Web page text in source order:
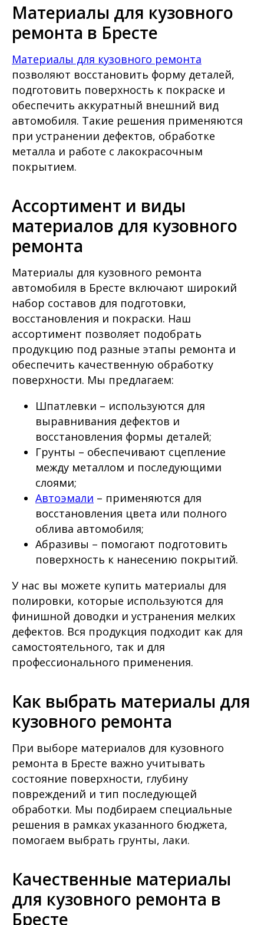
Материалы для кузовного
ремонта в Бресте
Материалы для кузовного ремонта
позволяют восстановить форму деталей,
подготовить поверхность к покраске и
обеспечить аккуратный внешний вид
автомобиля. Такие решения применяются
при устранении дефектов, обработке
металла и работе с лакокрасочным
покрытием.
Ассортимент и виды
материалов для кузовного
ремонта
Материалы для кузовного ремонта
автомобиля в Бресте включают широкий
набор составов для подготовки,
восстановления и покраски. Наш
ассортимент позволяет подобрать
продукцию под разные этапы ремонта и
обеспечить качественную обработку
поверхности. Мы предлагаем:
Шпатлевки – используются для
выравнивания дефектов и
восстановления формы деталей;
Грунты – обеспечивают сцепление
между металлом и последующими
слоями;
Автоэмали – применяются для
восстановления цвета или полного
облива автомобиля;
Абразивы – помогают подготовить
поверхность к нанесению покрытий.
У нас вы можете купить материалы для
полировки, которые используются для
финишной доводки и устранения мелких
дефектов. Вся продукция подходит как для
самостоятельного, так и для
профессионального применения.
Как выбрать материалы для
кузовного ремонта
При выборе материалов для кузовного
ремонта в Бресте важно учитывать
состояние поверхности, глубину
повреждений и тип последующей
обработки. Мы подбираем специальные
решения в рамках указанного бюджета,
помогаем выбрать грунты, лаки.
Качественные материалы
для кузовного ремонта в
Бресте